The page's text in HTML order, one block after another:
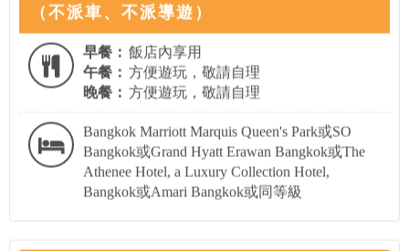
（不派車、不派導遊）
早餐： 飯店內享用
午餐： 方便遊玩，敬請自理
晚餐： 方便遊玩，敬請自理
Bangkok Marriott Marquis Queen's Park或SO
Bangkok或Grand Hyatt Erawan Bangkok或The
Athenee Hotel, a Luxury Collection Hotel,
Bangkok或Amari Bangkok或同等級